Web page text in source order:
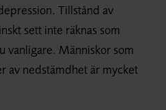
Tillstånd av
sett inte räknas som
vanligare. Människor som
av nedstämdhet är mycket